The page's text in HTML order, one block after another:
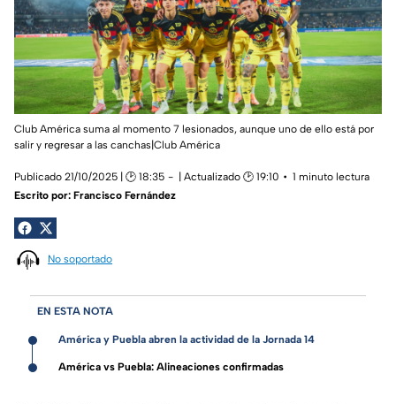
Club América suma al momento 7 lesionados, aunque uno de ello está por
salir y regresar a las canchas|Club América
Publicado 21/10/2025 | 🕑 18:35 | Actualizado 🕑 19:10
1 minuto lectura
Escrito por: Francisco Fernández
No soportado
EN ESTA NOTA
América y Puebla abren la actividad de la Jornada 14
América vs Puebla: Alineaciones confirmadas